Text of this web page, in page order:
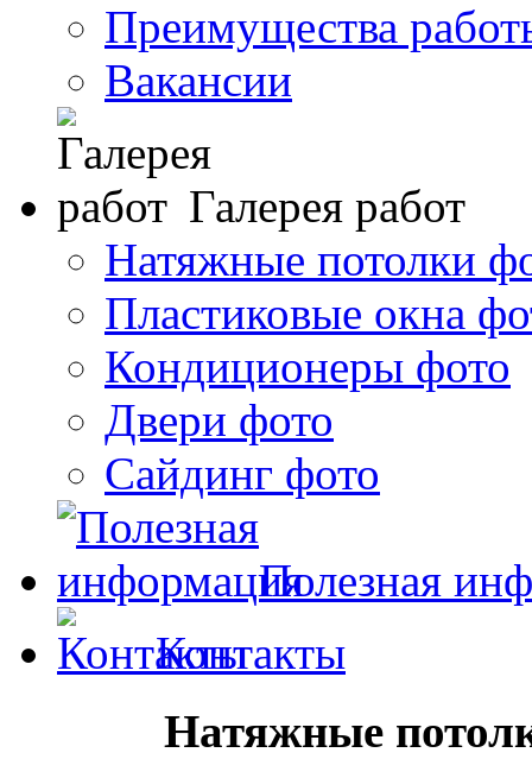
Преимущества
Вакансии
Галерея работ
Натяжные потолки
Пластиковые окна
Кондиционеры фото
Двери фото
Сайдинг фото
Полезная
Контакты
Натяжные